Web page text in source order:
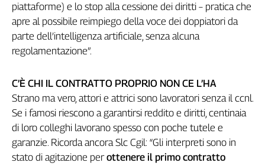
Inserti
Idea
Diffusa
InFlai
Le
trasmissioni
tv
Work
in
Progress
L'Italia
piattaforme) e lo stop alla cessione dei diritti – pratica che
apre al possibile reimpiego della voce dei doppiatori da
parte dell’intelligenza artificiale, senza alcuna
regolamentazione”.
C’È CHI IL CONTRATTO PROPRIO NON CE L’HA
Strano ma vero, attori e attrici sono lavoratori senza il ccnl.
Se i famosi riescono a garantirsi reddito e diritti, centinaia
di loro colleghi lavorano spesso con poche tutele e
garanzie. Ricorda ancora Slc Cgil: “Gli interpreti sono in
stato di agitazione perottenere il primo contratto